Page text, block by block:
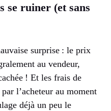
se ruiner (et sans
surprise : le prix
au vendeur,
! Et les frais de
l’acheteur au moment
déjà un peu le